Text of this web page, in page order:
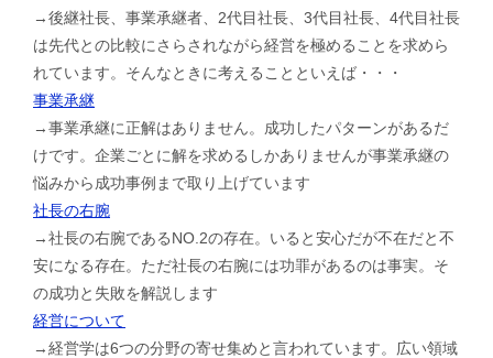
→後継社長、事業承継者、2代目社長、3代目社長、4代目社長
は先代との比較にさらされながら経営を極めることを求めら
れています。そんなときに考えることといえば・・・
事業承継
→事業承継に正解はありません。成功したパターンがあるだ
けです。企業ごとに解を求めるしかありませんが事業承継の
悩みから成功事例まで取り上げています
社長の右腕
→社長の右腕であるNO.2の存在。いると安心だが不在だと不
安になる存在。ただ社長の右腕には功罪があるのは事実。そ
の成功と失敗を解説します
経営について
→経営学は6つの分野の寄せ集めと言われています。広い領域